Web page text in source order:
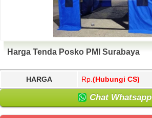
Harga Tenda Posko PMI Surabaya
HARGA Rp. (Hubungi CS)
Chat Whatsapp